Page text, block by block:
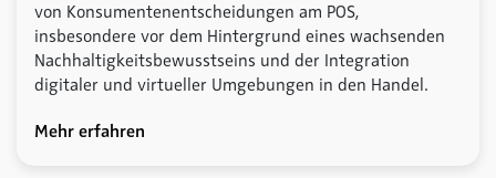
von Konsumentenentscheidungen am POS,
insbesondere vor dem Hintergrund eines wachsenden
Nachhaltigkeitsbewusstseins und der Integration
digitaler und virtueller Umgebungen in den Handel.
Mehr erfahren